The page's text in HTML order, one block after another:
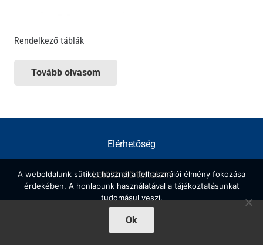
Rendelkező táblák
Tovább olvasom
Elérhetőség
Letölthető tartalom
A weboldalunk sütiket használ a felhasználói élmény fokozása
érdekében. A honlapunk használatával a tájékoztatásunkat
tudomásul veszi.
Ok